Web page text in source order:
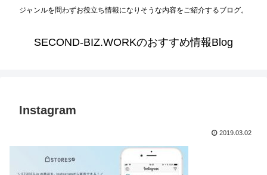
ジャンルを問わずお役立ち情報になりそうな内容をご紹介するブログ。
SECOND-BIZ.WORKのおすすめ情報Blog
Instagram
2019.03.02